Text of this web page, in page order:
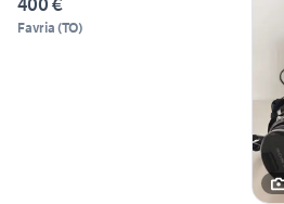
Favria (TO)